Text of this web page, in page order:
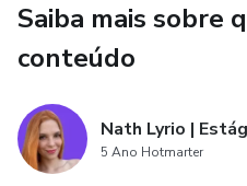
voltado especialmente pra
VOCÊ!
📚 A consultoria é contínua
SIM, então fica tranquilo que
Saiba mais sobre
conteúdo
Nath Lyrio |
5 Ano Hotmarter